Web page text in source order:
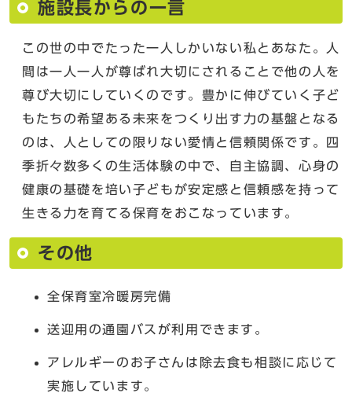
施設長からの一言
この世の中でたった一人しかいない私とあなた。人
間は一人一人が尊ばれ大切にされることで他の人を
尊び大切にしていくのです。豊かに伸びていく子ど
もたちの希望ある未来をつくり出す力の基盤となる
のは、人としての限りない愛情と信頼関係です。四
季折々数多くの生活体験の中で、自主協調、心身の
健康の基礎を培い子どもが安定感と信頼感を持って
生きる力を育てる保育をおこなっています。
その他
全保育室冷暖房完備
送迎用の通園バスが利用できます。
アレルギーのお子さんは除去食も相談に応じて
実施しています。